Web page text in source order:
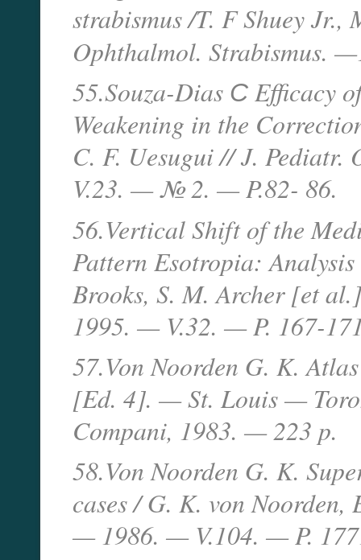
strabismus /T. F Shuey
Ophthalmol. Strabismus. —
55.Souza-Dias С Efficacy
Weakening in the
C. F. Uesugui // J.
V.23. — № 2. — P.82- 86.
56.Vertical Shift of the
Pattern Esotropia:
Brooks, S. M. Archer [et
1995. — V.32. — P. 167-
57.Von Noorden G. K.
[Ed. 4]. — St. Louis —
Compani, 1983. — 223 p.
58.Von Noorden G. K.
cases / G. K. von
— 1986. — V.104. — P.